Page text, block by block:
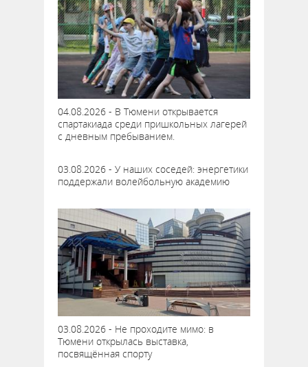
04.08.2026 - В Тюмени открывается
спартакиада среди пришкольных лагерей
с дневным пребыванием.
03.08.2026 - У наших соседей: энергетики
поддержали волейбольную академию
03.08.2026 - Не проходите мимо: в
Тюмени открылась выставка,
посвящённая спорту